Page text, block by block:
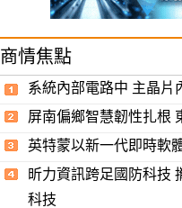
商情焦點
系統內部電路中 主晶片
屏南偏鄉智慧韌性扎根
英特蒙以新一代即時軟
昕力資訊跨足國防科技
科技